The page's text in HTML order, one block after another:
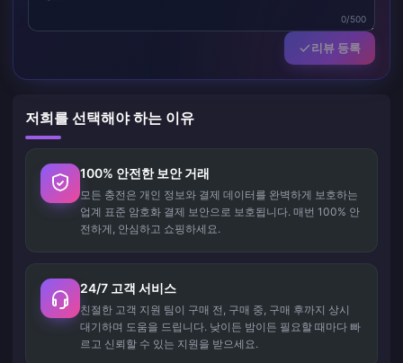
0/500
리뷰 등록
저희를 선택해야 하는 이유
100% 안전한 보안 거래
모든 충전은 개인 정보와 결제 데이터를 완벽하게 보호하는
업계 표준 암호화 결제 보안으로 보호됩니다. 매번 100% 안
전하게, 안심하고 쇼핑하세요.
24/7 고객 서비스
친절한 고객 지원 팀이 구매 전, 구매 중, 구매 후까지 상시
대기하며 도움을 드립니다. 낮이든 밤이든 필요할 때마다 빠
르고 신뢰할 수 있는 지원을 받으세요.